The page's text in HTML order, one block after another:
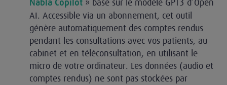
Nabla Copilot » basé sur le modèle GPT3 d’Open
AI. Accessible via un abonnement, cet outil
génère automatiquement des comptes rendus
pendant les consultations avec vos patients, au
cabinet et en téléconsultation, en utilisant le
micro de votre ordinateur. Les données (audio et
comptes rendus) ne sont pas stockées par